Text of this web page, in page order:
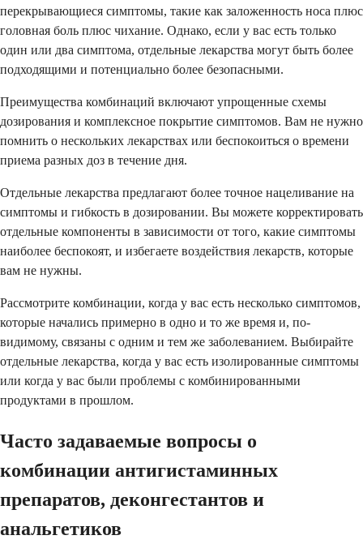
перекрывающиеся симптомы, такие как заложенность носа плюс
головная боль плюс чихание. Однако, если у вас есть только
один или два симптома, отдельные лекарства могут быть более
подходящими и потенциально более безопасными.
Преимущества комбинаций включают упрощенные схемы
дозирования и комплексное покрытие симптомов. Вам не нужно
помнить о нескольких лекарствах или беспокоиться о времени
приема разных доз в течение дня.
Отдельные лекарства предлагают более точное нацеливание на
симптомы и гибкость в дозировании. Вы можете корректировать
отдельные компоненты в зависимости от того, какие симптомы
наиболее беспокоят, и избегаете воздействия лекарств, которые
вам не нужны.
Рассмотрите комбинации, когда у вас есть несколько симптомов,
которые начались примерно в одно и то же время и, по-
видимому, связаны с одним и тем же заболеванием. Выбирайте
отдельные лекарства, когда у вас есть изолированные симптомы
или когда у вас были проблемы с комбинированными
продуктами в прошлом.
Часто задаваемые вопросы о
комбинации антигистаминных
препаратов, деконгестантов и
анальгетиков